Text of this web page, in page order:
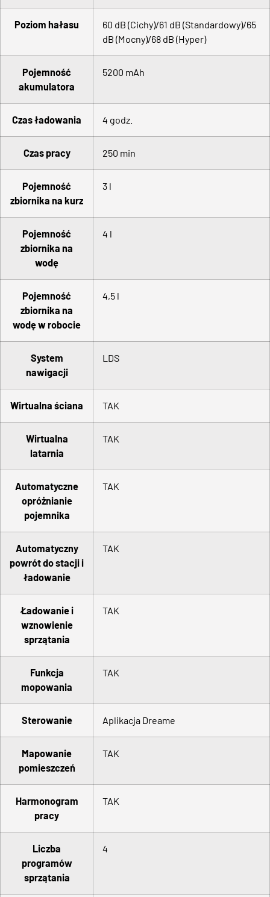
Poziom hałasu
60 dB (Cichy)/61 dB (Standardowy)/65
dB (Mocny)/68 dB (Hyper)
Pojemność
akumulatora
5200 mAh
Czas ładowania 4 godz.
Czas pracy 250 min
Pojemność
zbiornika na kurz
3 l
Pojemność
zbiornika na
wodę
4 l
Pojemność
zbiornika na
wodę w robocie
4,5 l
System
nawigacji
LDS
Wirtualna ściana TAK
Wirtualna
latarnia
TAK
Automatyczne
opróżnianie
pojemnika
TAK
Automatyczny
powrót do stacji i
ładowanie
TAK
Ładowanie i
wznowienie
sprzątania
TAK
Funkcja
mopowania
TAK
Sterowanie Aplikacja Dreame
Mapowanie
pomieszczeń
TAK
Harmonogram
pracy
TAK
Liczba
programów
sprzątania
4